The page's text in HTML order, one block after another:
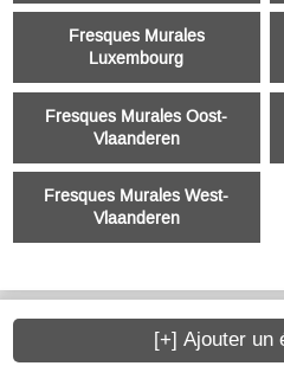
Fresques Murales
Luxembourg
Fresques Murales Oost-
Vlaanderen
Fresques Murales West-
Vlaanderen
[+] Ajouter un